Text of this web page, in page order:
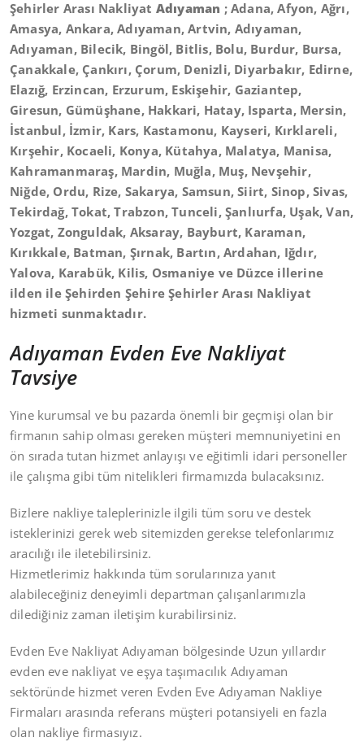
Şehirler Arası Nakliyat Adıyaman ; Adana, Afyon, Ağrı,
Amasya, Ankara, Adıyaman, Artvin, Adıyaman,
Adıyaman, Bilecik, Bingöl, Bitlis, Bolu, Burdur, Bursa,
Çanakkale, Çankırı, Çorum, Denizli, Diyarbakır, Edirne,
Elazığ, Erzincan, Erzurum, Eskişehir, Gaziantep,
Giresun, Gümüşhane, Hakkari, Hatay, Isparta, Mersin,
İstanbul, İzmir, Kars, Kastamonu, Kayseri, Kırklareli,
Kırşehir, Kocaeli, Konya, Kütahya, Malatya, Manisa,
Kahramanmaraş, Mardin, Muğla, Muş, Nevşehir,
Niğde, Ordu, Rize, Sakarya, Samsun, Siirt, Sinop, Sivas,
Tekirdağ, Tokat, Trabzon, Tunceli, Şanlıurfa, Uşak, Van,
Yozgat, Zonguldak, Aksaray, Bayburt, Karaman,
Kırıkkale, Batman, Şırnak, Bartın, Ardahan, Iğdır,
Yalova, Karabük, Kilis, Osmaniye ve Düzce illerine
ilden ile Şehirden Şehire Şehirler Arası Nakliyat
hizmeti sunmaktadır.
Adıyaman Evden Eve Nakliyat
Tavsiye
Yine kurumsal ve bu pazarda önemli bir geçmişi olan bir
firmanın sahip olması gereken müşteri memnuniyetini en
ön sırada tutan hizmet anlayışı ve eğitimli idari personeller
ile çalışma gibi tüm nitelikleri firmamızda bulacaksınız.
Bizlere nakliye taleplerinizle ilgili tüm soru ve destek
isteklerinizi gerek web sitemizden gerekse telefonlarımız
aracılığı ile iletebilirsiniz.
Hizmetlerimiz hakkında tüm sorularınıza yanıt
alabileceğiniz deneyimli departman çalışanlarımızla
dilediğiniz zaman iletişim kurabilirsiniz.
Evden Eve Nakliyat Adıyaman bölgesinde Uzun yıllardır
evden eve nakliyat ve eşya taşımacılık Adıyaman
sektöründe hizmet veren Evden Eve Adıyaman Nakliye
Firmaları arasında referans müşteri potansiyeli en fazla
olan nakliye firmasıyız.